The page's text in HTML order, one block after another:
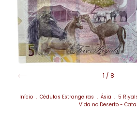
1 / 8
Início . Cédulas Estrangeiras . Ásia . 5
Vida no Deserto -